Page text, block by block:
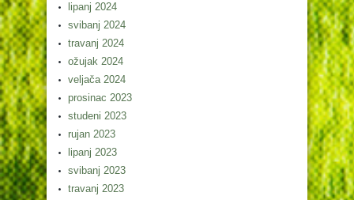
lipanj 2024
svibanj 2024
travanj 2024
ožujak 2024
veljača 2024
prosinac 2023
studeni 2023
rujan 2023
lipanj 2023
svibanj 2023
travanj 2023